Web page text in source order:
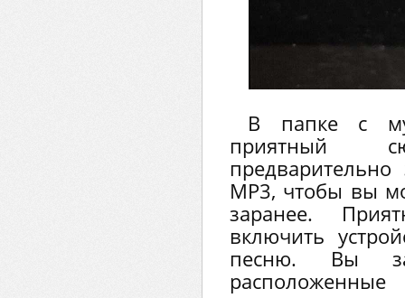
В папке с
приятный
MP3, чтобы вы
заранее.
включить
песню. Вы